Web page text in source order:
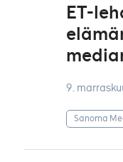
ET-
9.
Sanoma